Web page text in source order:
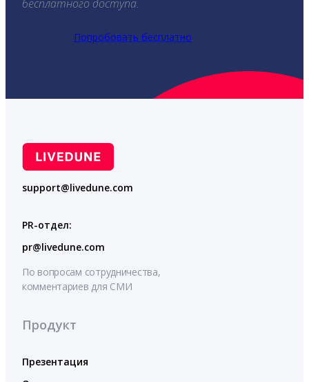
бесплатного доступа.
Попробовать бесплатно
support@livedune.com
PR-отдел:
pr@livedune.com
По вопросам сотрудничества,
комментариев для СМИ
Продукт
Презентация